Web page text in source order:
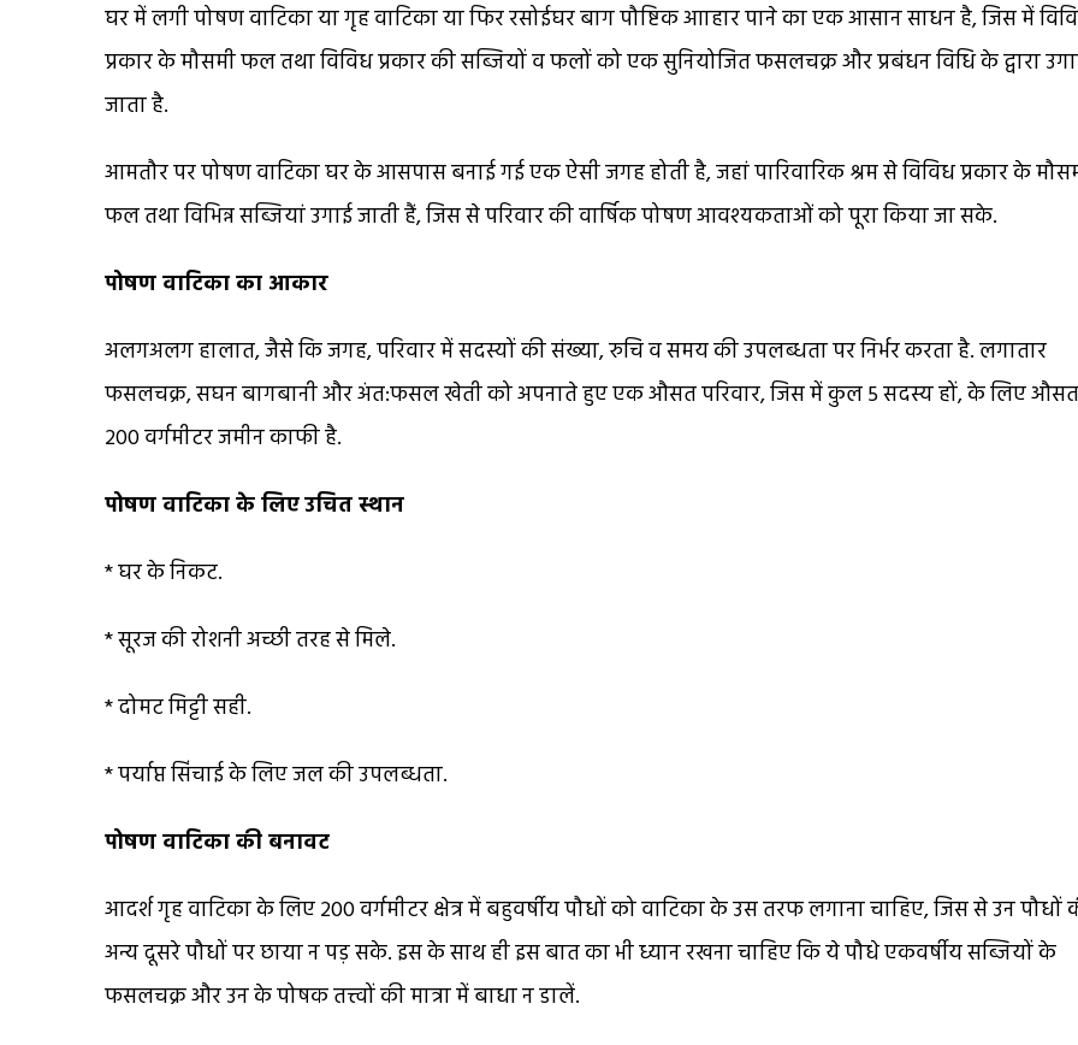
घर में लगी पोषण वाटिका या गृह वाटिका या फिर रसोईघर बाग पौष्टिक आाहार पाने का एक आसान साधन है, जिस में
प्रकार के मौसमी फल तथा विविध प्रकार की सब्जियों व फलों को एक सुनियोजित फसलचक्र और प्रबंधन विधि के द्वारा
जाता है.
आमतौर पर पोषण वाटिका घर के आसपास बनाई गई एक ऐसी जगह होती है, जहां पारिवारिक श्रम से विविध प्रकार के
फल तथा विभिन्न सब्जियां उगाई जाती हैं, जिस से परिवार की वार्षिक पोषण आवश्यकताओं को पूरा किया जा सके.
पोषण वाटिका का आकार
अलगअलग हालात, जैसे कि जगह, परिवार में सदस्यों की संख्या, रुचि व समय की उपलब्धता पर निर्भर करता है. लगातार
फसलचक्र, सघन बागबानी और अंत:फसल खेती को अपनाते हुए एक औसत परिवार, जिस में कुल 5 सदस्य हों, के लिए
200 वर्गमीटर जमीन काफी है.
पोषण वाटिका के लिएउचित स्थान
* घर के निकट.
* सूरज की रोशनी अच्छी तरह से मिले.
* दोमट मिट्टी सही.
* पर्याप्त सिंचाई के लिए जल की उपलब्धता.
पोषण वाटिका की बनावट
आदर्श गृह वाटिका के लिए 200 वर्गमीटर क्षेत्र में बहुवर्षीय पौधों को वाटिका के उस तरफ लगाना चाहिए, जिस से उन पौधों
अन्य दूसरे पौधों पर छाया न पड़ सके. इस के साथ ही इस बात का भी ध्यान रखना चाहिए कि ये पौधे एकवर्षीय सब्जियों के
फसलचक्र और उन के पोषक तत्त्वों की मात्रा में बाधा न डालें.